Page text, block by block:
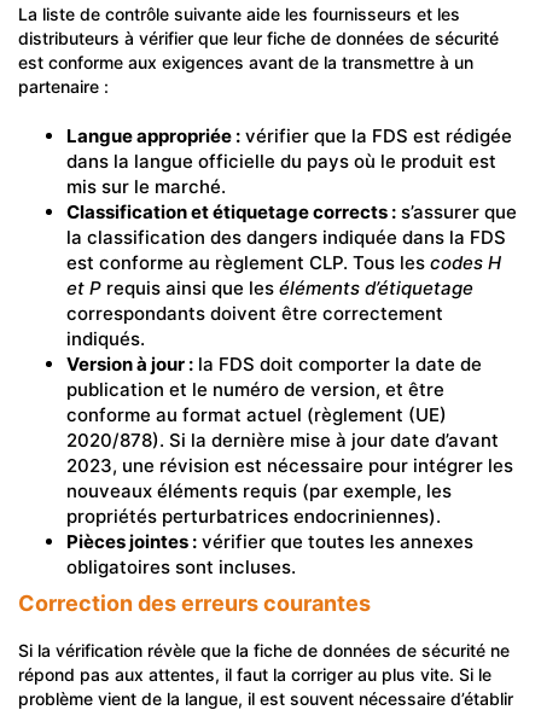
La liste de contrôle suivante aide les fournisseurs et les
distributeurs à vérifier que leur fiche de données de sécurité
est conforme aux exigences avant de la transmettre à un
partenaire :
Langue appropriée : vérifier que la FDS est rédigée
dans la langue officielle du pays où le produit est
mis sur le marché.
Classification et étiquetage corrects : s’assurer que
la classification des dangers indiquée dans la FDS
est conforme au règlement CLP. Tous les codes H
et P requis ainsi que les éléments d’étiquetage
correspondants doivent être correctement
indiqués.
Version à jour : la FDS doit comporter la date de
publication et le numéro de version, et être
conforme au format actuel (règlement (UE)
2020/878). Si la dernière mise à jour date d’avant
2023, une révision est nécessaire pour intégrer les
nouveaux éléments requis (par exemple, les
propriétés perturbatrices endocriniennes).
Pièces jointes : vérifier que toutes les annexes
obligatoires sont incluses.
Correction des erreurs courantes
Si la vérification révèle que la fiche de données de sécurité ne
répond pas aux attentes, il faut la corriger au plus vite. Si le
problème vient de la langue, il est souvent nécessaire d’établir